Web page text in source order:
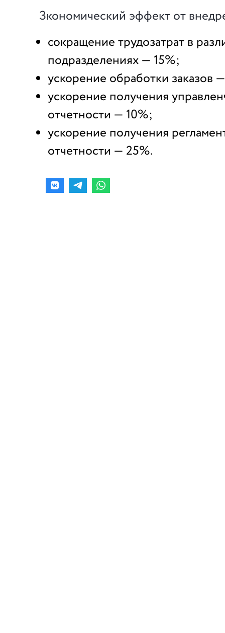
Зкономический эффект от
сокращение трудозатрат в
подразделениях — 15%;
ускорение обработки заказов
ускорение получения
отчетности — 10%;
ускорение получения
отчетности — 25%.